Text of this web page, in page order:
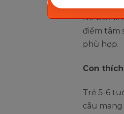
Để biết
điểm tâm
phù hợp.
Con
Trẻ 5-6
câu